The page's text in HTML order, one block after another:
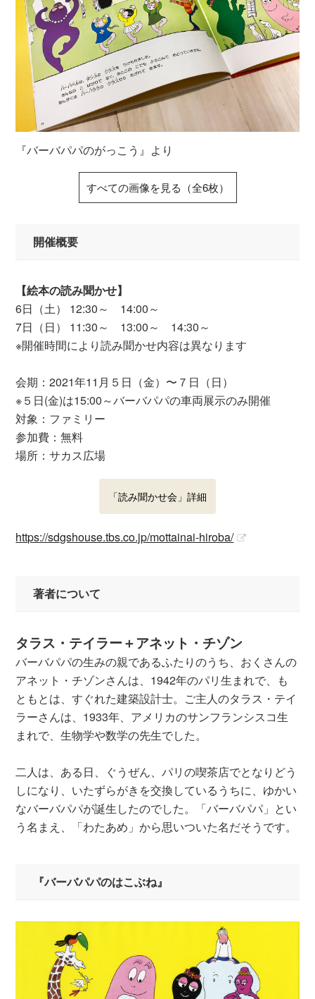
『バーバパパのがっこう』より
すべての画像を見る（全6枚）
開催概要
【絵本の読み聞かせ】
6日（土） 12:30～ 14:00～
7日（日） 11:30～ 13:00～ 14:30～
※開催時間により読み聞かせ内容は異なります
会期：2021年11月５日（金）〜７日（日）
※５日(金)は15:00～バーバパパの車両展示のみ開催
対象：ファミリー
参加費：無料
場所：サカス広場
「読み聞かせ会」詳細
https://sdgshouse.tbs.co.jp/mottainai-hiroba/
著者について
タラス・テイラー＋アネット・チゾン
バーバパパの生みの親であるふたりのうち、おくさんの
アネット・チゾンさんは、1942年のパリ生まれで、も
ともとは、すぐれた建築設計士。ご主人のタラス・テイ
ラーさんは、1933年、アメリカのサンフランシスコ生
まれで、生物学や数学の先生でした。
二人は、ある日、ぐうぜん、パリの喫茶店でとなりどう
しになり、いたずらがきを交換しているうちに、ゆかい
なバーバパパが誕生したのでした。「バーバパパ」とい
う名まえ、「わたあめ」から思いついた名だそうです。
『バーバパパのはこぶね』